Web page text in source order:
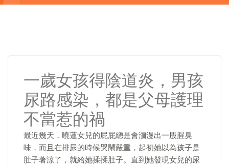
一歲女孩得陰道炎，男孩
尿路感染，都是父母護理
不當惹的禍
最近幾天，曉蓮女兒的屁屁總是會瀰漫出一股腥臭
味，而且在排尿的時候哭鬧嚴重，起初她以為孩子是
肚子著涼了，就給她揉揉肚子。直到她發現女兒的尿